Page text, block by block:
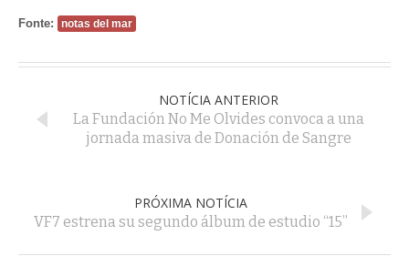
Fonte: notas del mar
NOTÍCIA ANTERIOR
La Fundación No Me Olvides convoca a una
jornada masiva de Donación de Sangre
PRÓXIMA NOTÍCIA
VF7 estrena su segundo álbum de estudio “15”